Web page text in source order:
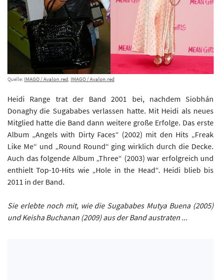
Quelle: IMAGO / Avalon.red, IMAGO / Avalon.red
Heidi Range trat der Band 2001 bei, nachdem Siobhán
Donaghy die Sugababes verlassen hatte. Mit Heidi als neues
Mitglied hatte die Band dann weitere große Erfolge. Das erste
Album „Angels with Dirty Faces“ (2002) mit den Hits „Freak
Like Me“ und „Round Round“ ging wirklich durch die Decke.
Auch das folgende Album „Three“ (2003) war erfolgreich und
enthielt Top-10-Hits wie „Hole in the Head“. Heidi blieb bis
2011 in der Band.
Sie erlebte noch mit, wie die Sugababes Mutya Buena (2005)
und Keisha Buchanan (2009) aus der Band austraten ...